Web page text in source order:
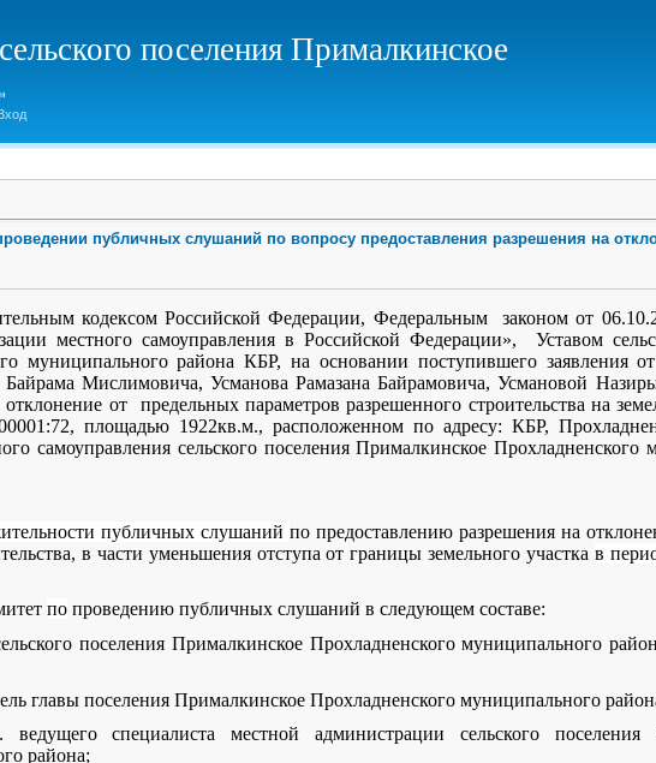
поселения Прималкинское
публичных слушаний по вопросу предоставления разрешения на
кодексом Российской Федерации, Федеральным законом от
местного самоуправления в Российской Федерации», Уставом
муниципального района КБР, на основании поступившего заявления
Мислимовича, Усманова Рамазана Байрамовича, Усмановой
от предельных параметров разрешенного строительства на
площадью 1922кв.м., расположенном по адресу: КБР,
самоуправления сельского поселения Прималкинское Прохладненского
публичных слушаний по предоставлению разрешения на
в части уменьшения отступа от границы земельного участкав
по проведению публичных слушаний в следующем составе:
поселения Прималкинское Прохладненского муниципального
главы поселения Прималкинское Прохладненского муниципального
специалиста местной администрации сельского поселения
района;